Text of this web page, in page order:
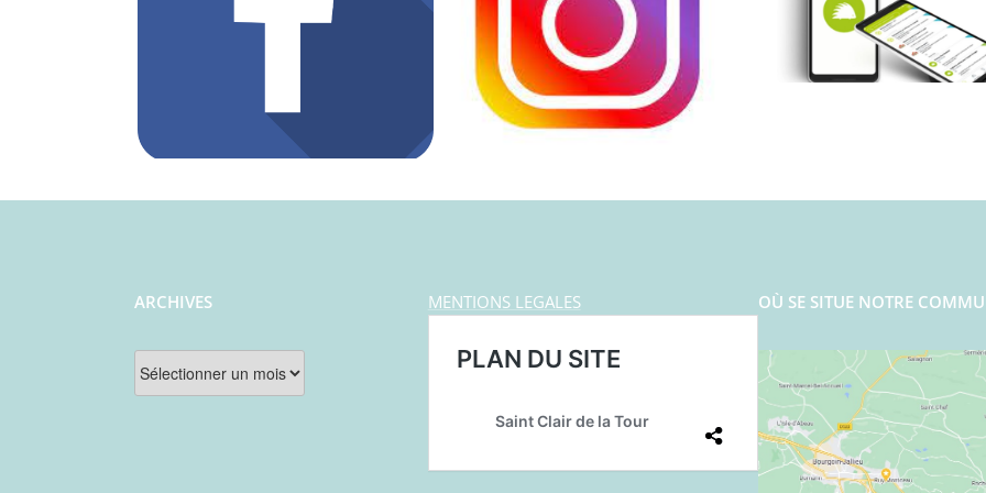
ARCHIVES
Archives
MENTIONS LEGALES OÙ SE SITUE NOTRE